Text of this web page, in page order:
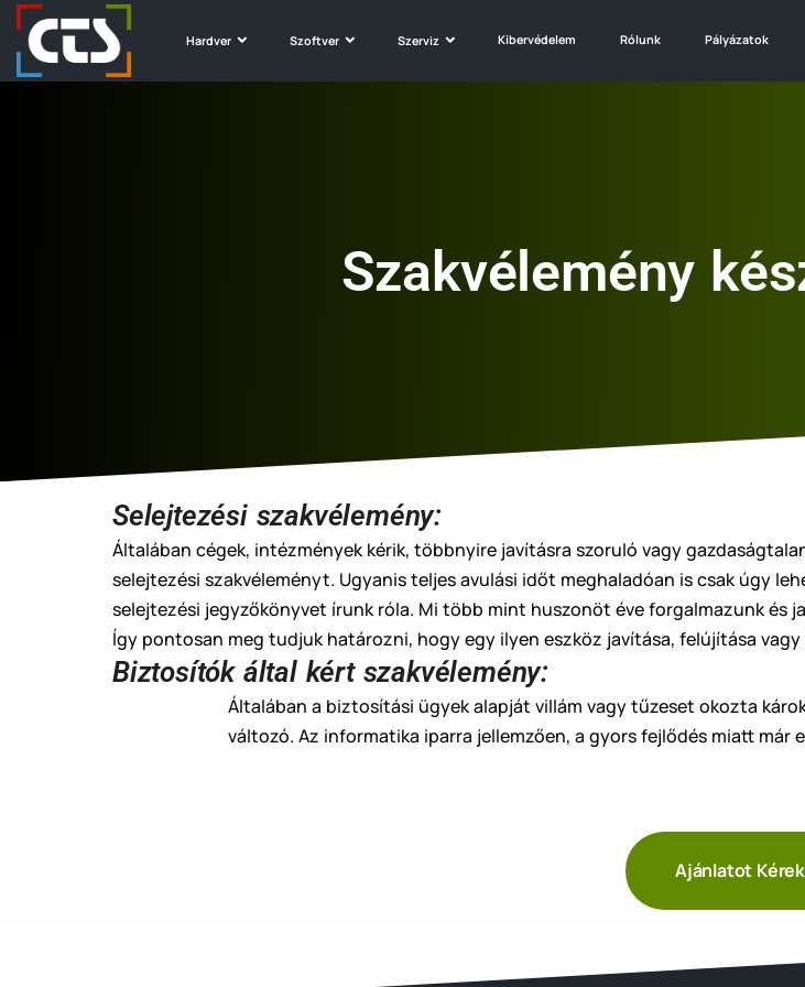
Hardver Szoftver Szerviz Kibervédelem Rólunk Pályázatok
Szakvélemény
Selejtezési szakvélemény:
Általában cégek, intézmények kérik, többnyire javításra szoruló vagy
selejtezési szakvéleményt. Ugyanis teljes avulási időt meghaladóan is csak úgy
selejtezési jegyzőkönyvet írunk róla. Mi több mint huszonöt éve forgalmazunk
Így pontosan meg tudjuk határozni, hogy egy ilyen eszköz javítása, felújítása
Biztosítók által kért szakvélemény:
Általában a biztosítási ügyek alapját villám vagy tűzeset okozta
változó. Az informatika iparra jellemzően, a gyors fejlődés miatt már
Ajánlatot Kérek